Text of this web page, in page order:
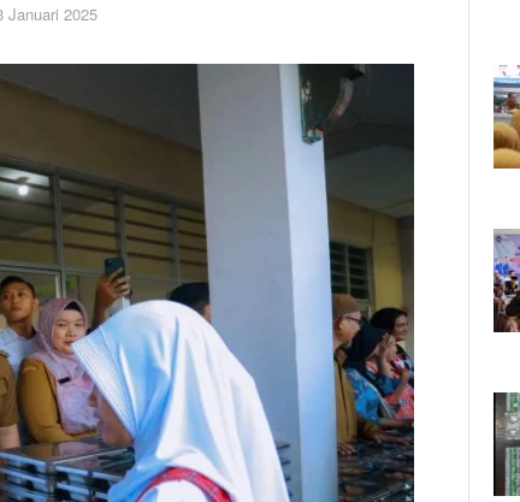
Januari 2025